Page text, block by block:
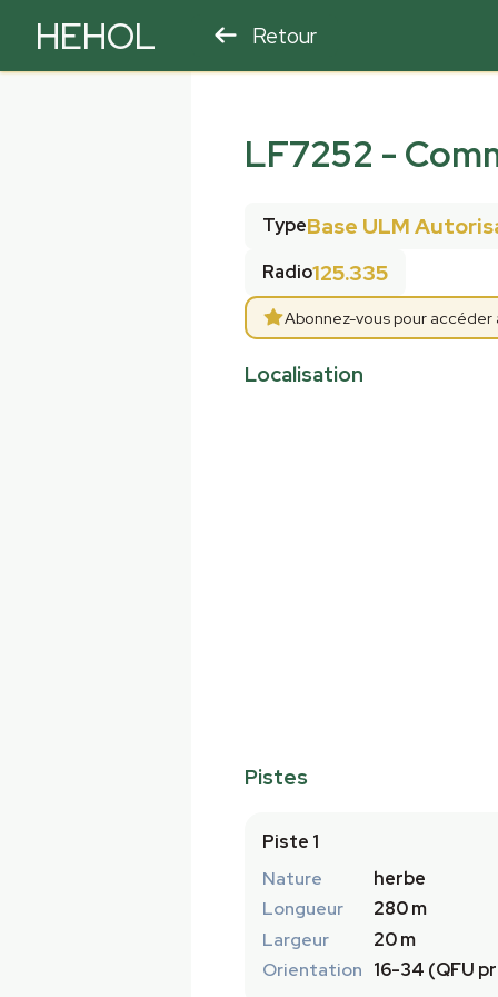
HEHOL Retour
LF7252 -
TypeBase ULM
Radio125.335
Abonnez-vous pour accéder
Localisation
Pistes
Piste 1
Nature
herbe
Longueur
280 m
Largeur
20 m
Orientation 16-34 (QFU